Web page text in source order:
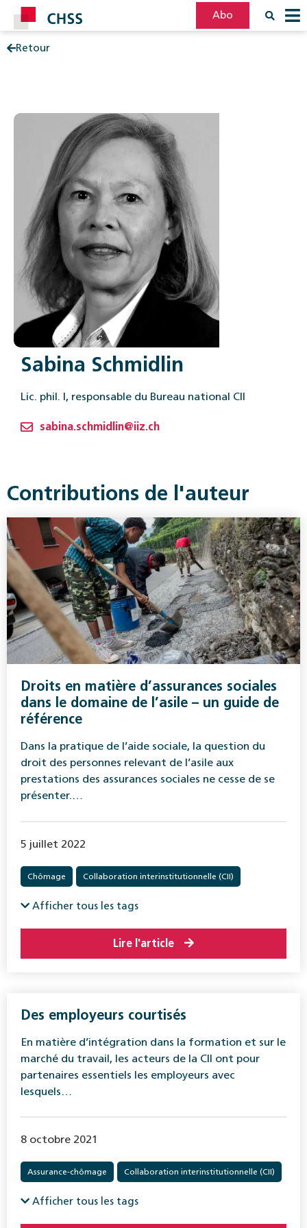
Abo
Retour
Sabina Schmidlin
Lic. phil. I, responsable du Bureau national CII
sabina.schmidlin@iiz.ch
Contributions de l'auteur
Droits en matière d’assurances sociales
dans le domaine de l’asile – un guide de
référence
Dans la pratique de l’aide sociale, la question du
droit des personnes relevant de l’asile aux
prestations des assurances sociales ne cesse de se
présenter.…
5 juillet 2022
Chômage Collaboration interinstitutionnelle (CII)
Handicap Pauvreté
Afficher tous les tags
Lire l'article
Des employeurs courtisés
En matière d’intégration dans la formation et sur le
marché du travail, les acteurs de la CII ont pour
partenaires essentiels les employeurs avec
lesquels…
8 octobre 2021
Assurance-chômage Collaboration interinstitutionnelle (CII)
Afficher tous les tags